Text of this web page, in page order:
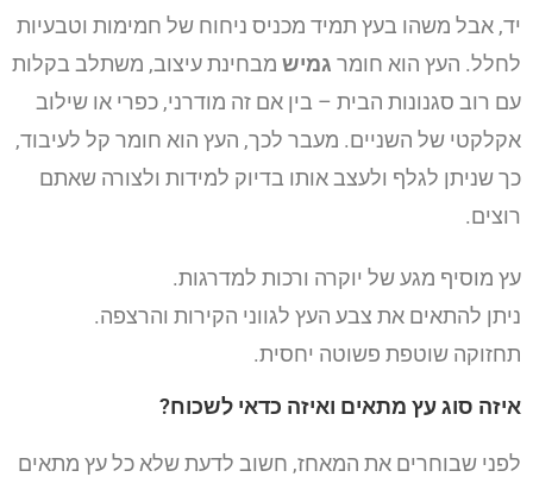
יד, אבל משהו בעץ תמיד מכניס ניחוח של חמימות וטבעיות
לחלל. העץ הוא חומר גמיש מבחינת עיצוב, משתלב בקלות
עם רוב סגנונות הבית – בין אם זה מודרני, כפרי או שילוב
אקלקטי של השניים. מעבר לכך, העץ הוא חומר קל לעיבוד,
כך שניתן לגלף ולעצב אותו בדיוק למידות ולצורה שאתם
רוצים.
עץ מוסיף מגע של יוקרה ורכות למדרגות.
ניתן להתאים את צבע העץ לגווני הקירות והרצפה.
תחזוקה שוטפת פשוטה יחסית.
איזה סוג עץ מתאים ואיזה כדאי לשכוח?
לפני שבוחרים את המאחז, חשוב לדעת שלא כל עץ מתאים